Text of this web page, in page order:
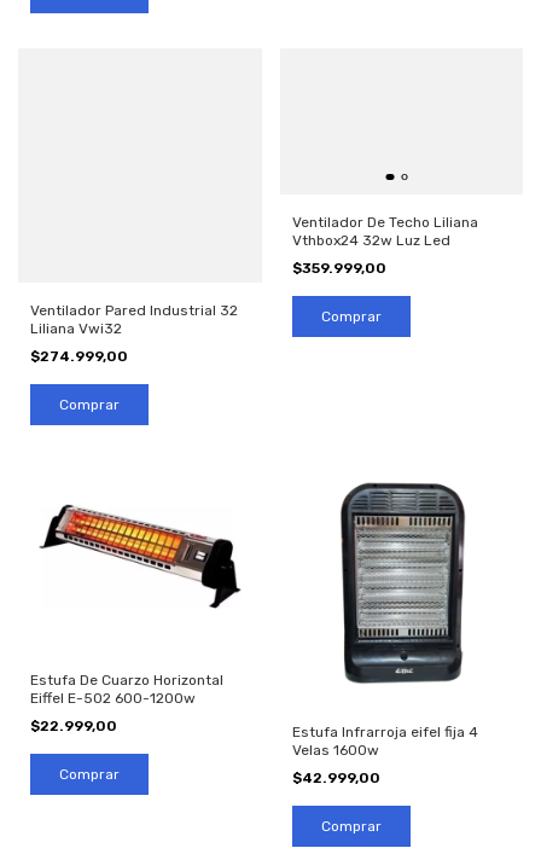
Ventilador Pared Industrial 32
Liliana Vwi32
$274.999,00
Ventilador De Techo Liliana
Vthbox24 32w Luz Led
$359.999,00
Estufa De Cuarzo Horizontal
Eiffel E-502 600-1200w
$22.999,00
Estufa Infrarroja eifel fija 4
Velas 1600w
$42.999,00